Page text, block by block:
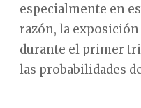
especialmente en
razón, la
durante el primer
las probabilidades